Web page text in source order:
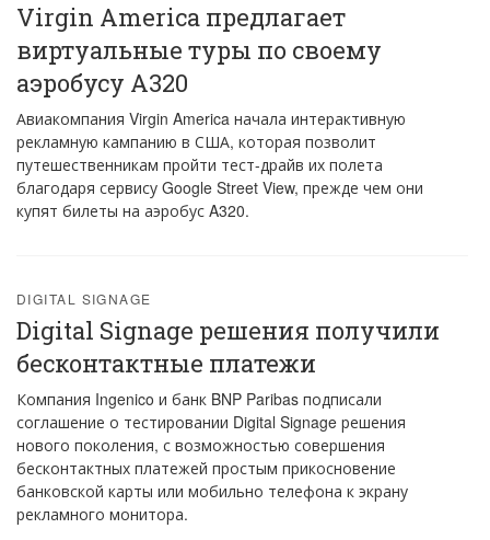
Virgin America предлагает
виртуальные туры по своему
аэробусу A320
Авиакомпания Virgin America начала интерактивную
рекламную кампанию в США, которая позволит
путешественникам пройти тест-драйв их полета
благодаря сервису Google Street View, прежде чем они
купят билеты на аэробус A320.
DIGITAL SIGNAGE
Digital Signage решения получили
бесконтактные платежи
Компания Ingenico и банк BNP Paribas подписали
соглашение о тестировании Digital Signage решения
нового поколения, с возможностью совершения
бесконтактных платежей простым прикосновение
банковской карты или мобильно телефона к экрану
рекламного монитора.